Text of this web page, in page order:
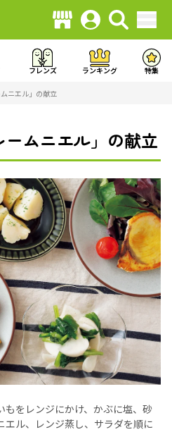
フレンズ ランキング 特集
ニエル」の献立
ームニエル」の献立
もをレンジにかけ、かぶに塩、砂
エル、レンジ蒸し、サラダを順に